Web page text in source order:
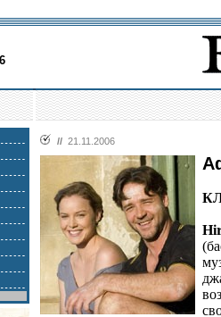
// 21.11.2006